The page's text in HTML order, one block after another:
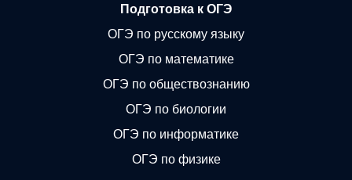
Подготовка к ОГЭ
ОГЭ по русскому языку
ОГЭ по математике
ОГЭ по обществознанию
ОГЭ по биологии
ОГЭ по информатике
ОГЭ по физике